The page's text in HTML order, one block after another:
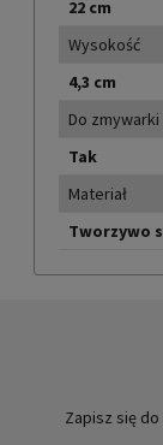
22 cm
Wysokość
4,3 cm
Do zmywarki
Tak
Materiał
Tworzywo
Zapisz się